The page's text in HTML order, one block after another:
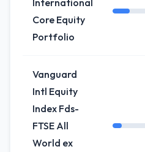
International
Core Equity
Portfolio
Vanguard
Intl Equity
Index Fds-
FTSE All
World ex